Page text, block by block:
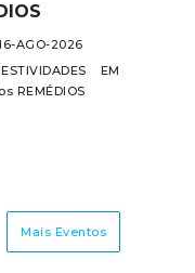
AGO-2026
EM
REMÉDIOS
Mais Eventos